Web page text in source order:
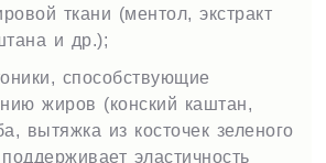
ткани (ментол, экстракт
и др.);
способствующие
жиров (конский каштан,
вытяжка из косточек зеленого
эластичность